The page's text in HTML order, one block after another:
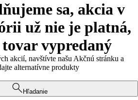
sa, akcia v
už nie je platná,
vypredaný
akcií, navštívte našu Akčnú stránku a
alternatívne produkty
Hľadanie